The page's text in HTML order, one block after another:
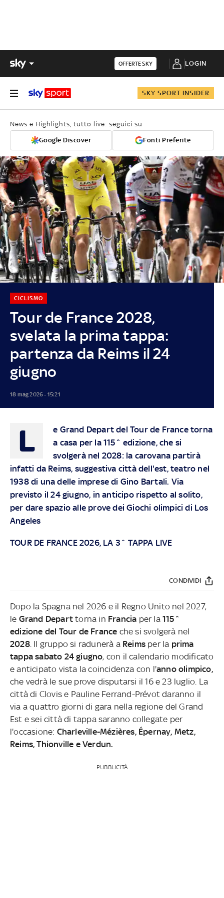
OFFERTE SKY LOGIN
SKY SPORT INSIDER
News e Highlights, tutto live: seguici su
Google Discover Fonti Preferite
Tour de France 2028,
svelata la prima tappa:
partenza da Reims il 24
giugno
CICLISMO
18 mag 2026 - 15:21
L
e Grand Depart del Tour de France torna
a casa per la 115^ edizione, che si
svolgerà nel 2028: la carovana partirà
infatti da Reims, suggestiva città dell'est, teatro nel
1938 di una delle imprese di Gino Bartali. Via
previsto il 24 giugno, in anticipo rispetto al solito,
per dare spazio alle prove dei Giochi olimpici di Los
Angeles
TOUR DE FRANCE 2026, LA 3^ TAPPA LIVE
CONDIVIDI
Dopo la Spagna nel 2026 e il Regno Unito nel 2027,
le Grand Depart torna in Francia per la115^
edizione del Tour de France che si svolgerà nel
2028. Il gruppo si radunerà a Reims per la prima
tappa sabato 24 giugno, con il calendario modificato
e anticipato vista la coincidenza con l'anno olimpico,
che vedrà le sue prove disputarsi il 16 e 23 luglio. La
città di Clovis e Pauline Ferrand-Prévot daranno il
via a quattro giorni di gara nella regione del Grand
Est e sei città di tappa saranno collegate per
l'occasione: Charleville-Mézières, Épernay, Metz,
Reims, Thionville e Verdun.
PUBBLICITÀ